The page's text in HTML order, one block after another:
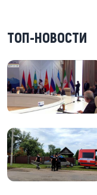
ТОП-НОВОСТИ